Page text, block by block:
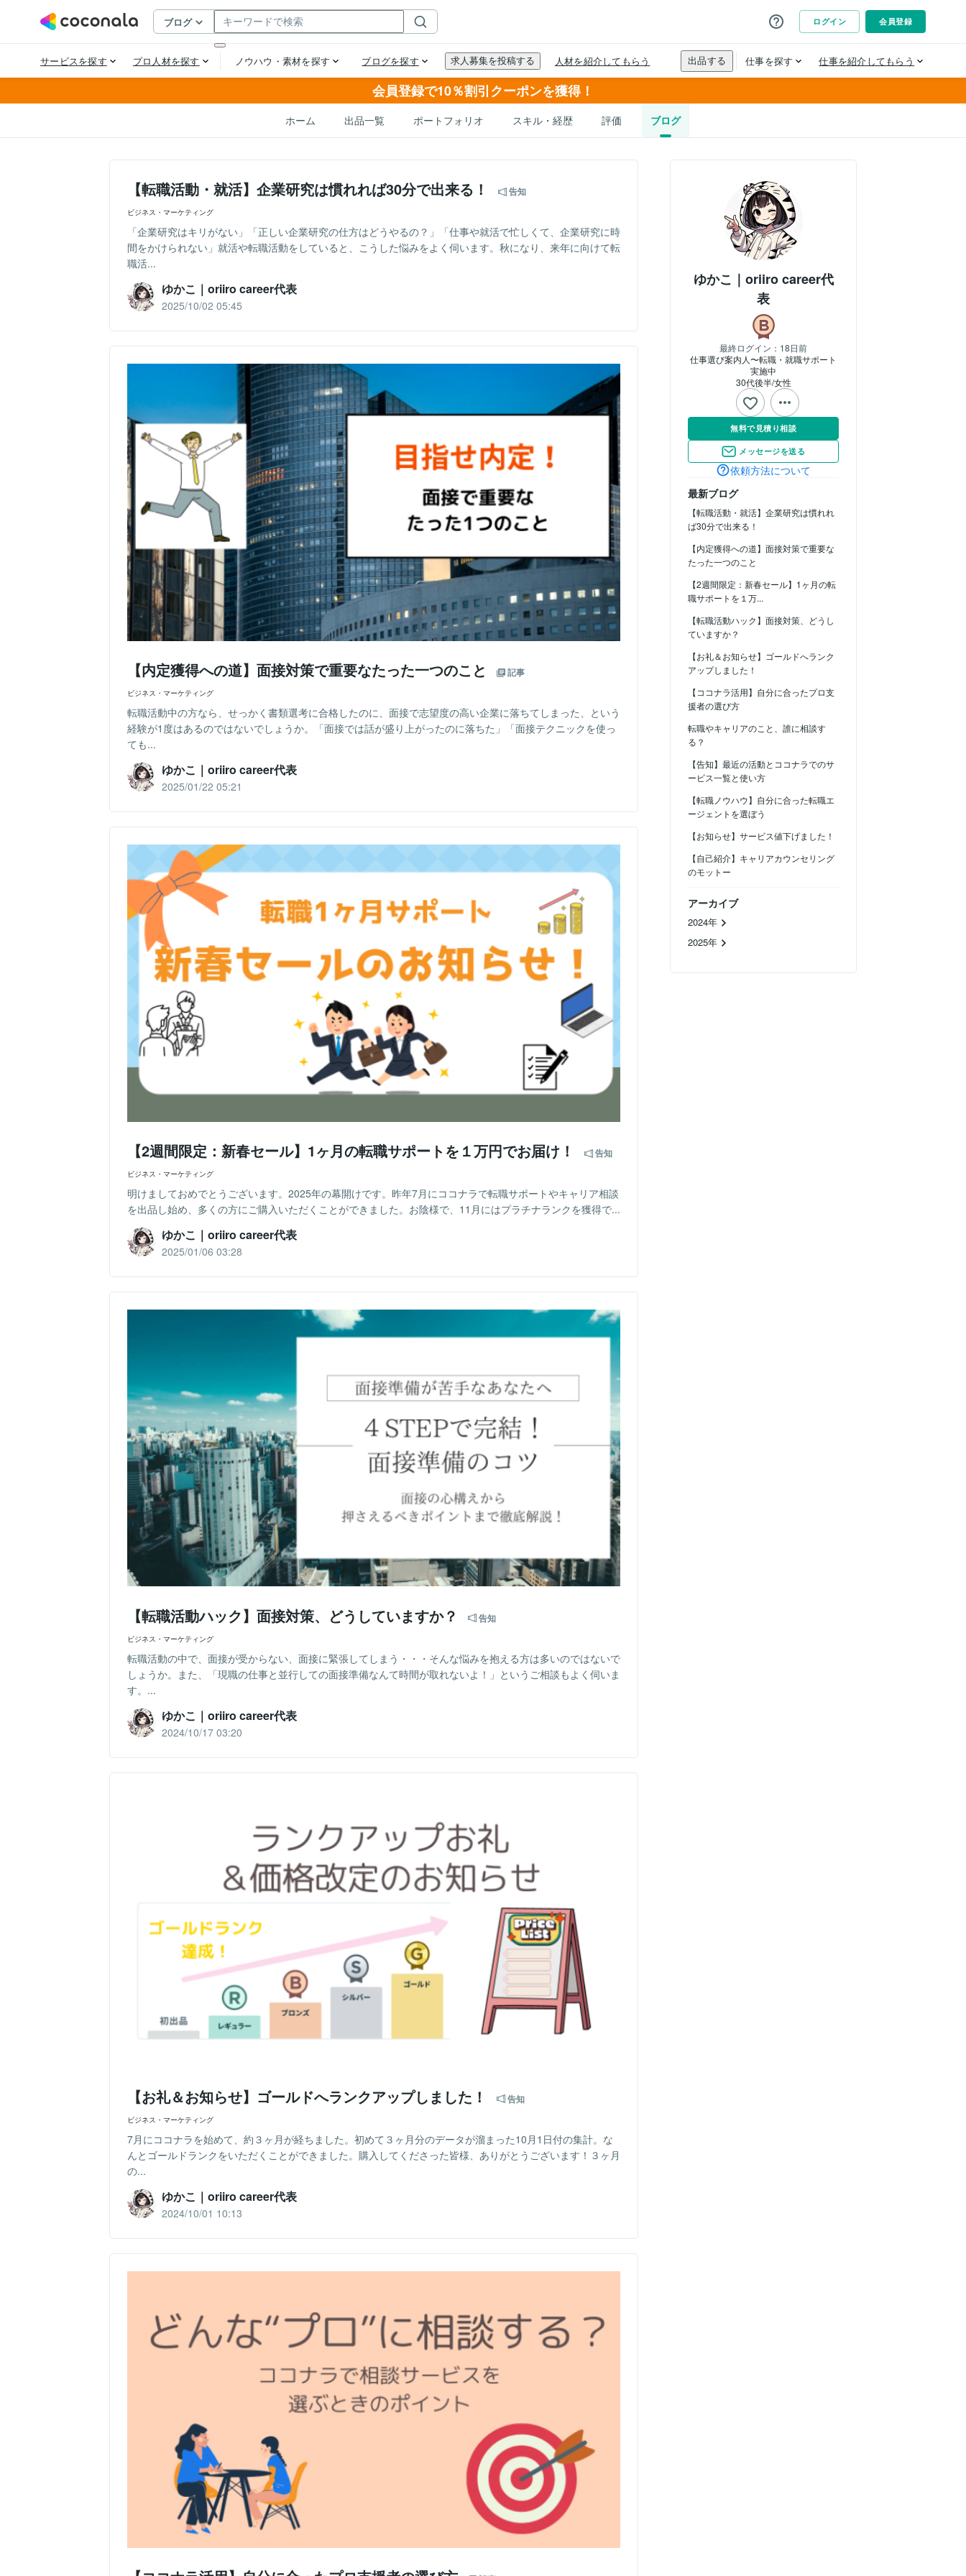
会員登録で10％割引クーポンを獲得！
ホーム 出品一覧 ポートフォリオ スキル・経歴 評価 ブログ
ゆかこ｜oriiro career代
表
最終ログイン： 18日前
仕事選び案内人〜転職・就職サポート
実施中
30代後半女性
無料で見積り相談
メッセージを送る
依頼方法について
最新ブログ
【転職活動・就活】企業研究は慣れれ
ば30分で出来る！
【内定獲得への道】面接対策で重要な
たった一つのこと
【2週間限定：新春セール】1ヶ月の転
職サポートを１万...
【転職活動ハック】面接対策、どうし
ていますか？
【お礼＆お知らせ】ゴールドへランク
アップしました！
【ココナラ活用】自分に合ったプロ支
援者の選び方
転職やキャリアのこと、誰に相談す
る？
【告知】最近の活動とココナラでのサ
ービス一覧と使い方
【転職ノウハウ】自分に合った転職エ
ージェントを選ぼう
【お知らせ】サービス値下げました！
【自己紹介】キャリアカウンセリング
のモットー
アーカイブ
2024年
2025年
【転職活動・就活】企業研究は慣れれば30分で出来る！ 告知
ビジネス・マーケティング
「企業研究はキリがない」「正しい企業研究の仕方はどうやるの？」「仕事や就活で忙しくて、企業研究に時
間をかけられない」就活や転職活動をしていると、こうした悩みをよく伺います。秋になり、来年に向けて転
職活...
ゆかこ｜oriiro career代表
2025/10/02 05:45
【内定獲得への道】面接対策で重要なたった一つのこと 記事
ビジネス・マーケティング
転職活動中の方なら、せっかく書類選考に合格したのに、面接で志望度の高い企業に落ちてしまった、という
経験が1度はあるのではないでしょうか。「面接では話が盛り上がったのに落ちた」「面接テクニックを使っ
ても...
ゆかこ｜oriiro career代表
2025/01/22 05:21
【2週間限定：新春セール】1ヶ月の転職サポートを１万円でお届け！ 告知
ビジネス・マーケティング
明けましておめでとうございます。2025年の幕開けです。昨年7月にココナラで転職サポートやキャリア相談
を出品し始め、多くの方にご購入いただくことができました。お陰様で、11月にはプラチナランクを獲得で...
ゆかこ｜oriiro career代表
2025/01/06 03:28
【転職活動ハック】面接対策、どうしていますか？ 告知
ビジネス・マーケティング
転職活動の中で、面接が受からない、面接に緊張してしまう・・・そんな悩みを抱える方は多いのではないで
しょうか。また、「現職の仕事と並行しての面接準備なんて時間が取れないよ！」というご相談もよく伺いま
す。...
ゆかこ｜oriiro career代表
2024/10/17 03:20
【お礼＆お知らせ】ゴールドへランクアップしました！ 告知
ビジネス・マーケティング
7月にココナラを始めて、約３ヶ月が経ちました。初めて３ヶ月分のデータが溜まった10月1日付の集計。な
んとゴールドランクをいただくことができました。購入してくださった皆様、ありがとうございます！３ヶ月
の...
ゆかこ｜oriiro career代表
2024/10/01 10:13